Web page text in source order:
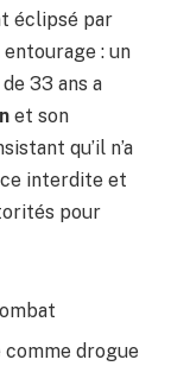
éclipsé par
: un
33 ans a
et son
qu’il n’a
interdite et
pour
drogue